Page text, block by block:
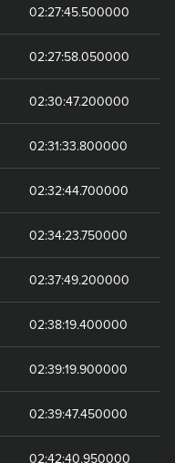
02:27:45.500000
02:27:58.050000
02:30:47.200000
02:31:33.800000
02:32:44.700000
02:34:23.750000
02:37:49.200000
02:38:19.400000
02:39:19.900000
02:39:47.450000
02:42:40.950000